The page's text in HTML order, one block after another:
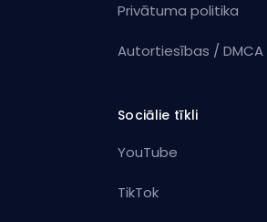
Privātuma politika
Autortiesības / DMCA
Sociālie tīkli
YouTube
TikTok